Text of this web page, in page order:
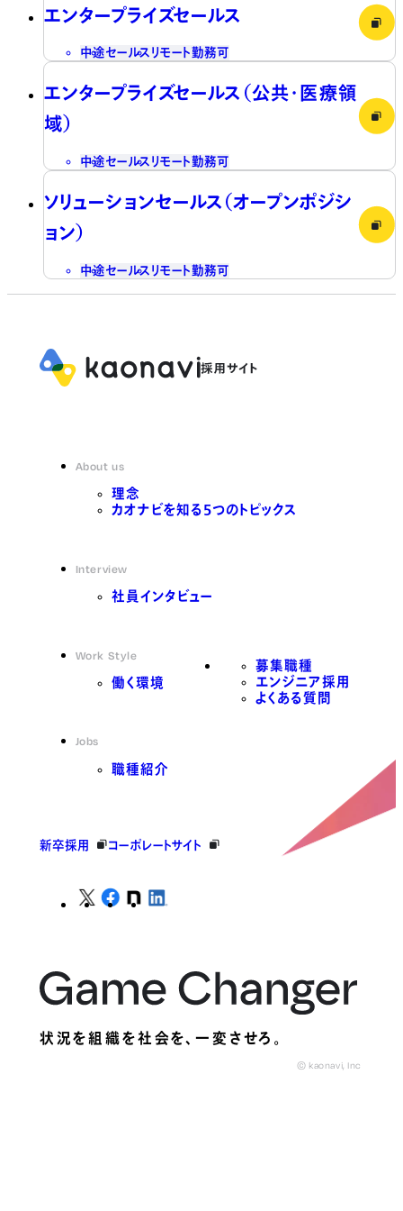
エンタープライズセールス
中途セールス リモート勤務可
エンタープライズセールス（公共・医療領
域）
中途セールス リモート勤務可
ソリューションセールス（オープンポジシ
ョン）
中途セールス リモート勤務可
About us
理念
カオナビを知る5つのトピックス
Interview
社員インタビュー
Work Style
働く環境
Jobs
職種紹介
募集職種
エンジニア採用
よくある質問
新卒採用 コーポレートサイト
状況を組織を社会を、一変させろ。
© kaonavi, Inc